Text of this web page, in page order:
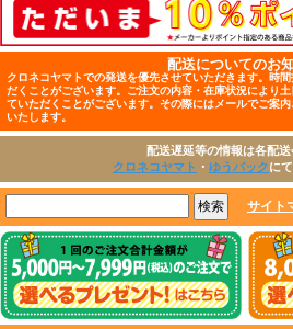
配送についてのお
クロネコヤマトでの発送を優先させていただきます。時
だくことがございます。ご注文の内容・在庫状況により
ていただくことがございます。その際にはメールでご案
いたします。
配送遅延等の情報は各配送
クロネコヤマト ・ ゆうパックに
サイト